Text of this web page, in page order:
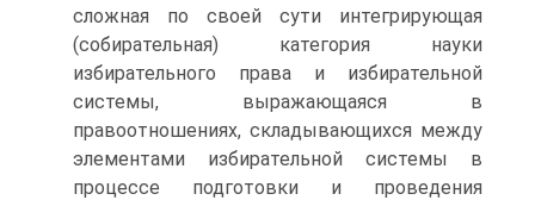
сложная по своей сути интегрирующая
(собирательная) категория науки
избирательного права и избирательной
системы, выражающаяся в
правоотношениях, складывающихся между
элементами избирательной системы в
процессе подготовки и проведения